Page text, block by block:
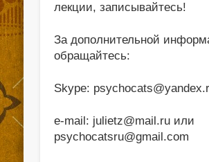
лекции, записывайтесь!
За дополнительной
обращайтесь:
Skype:
e-mail: julietz@mail.ru или
psychocatsru@gmail.com